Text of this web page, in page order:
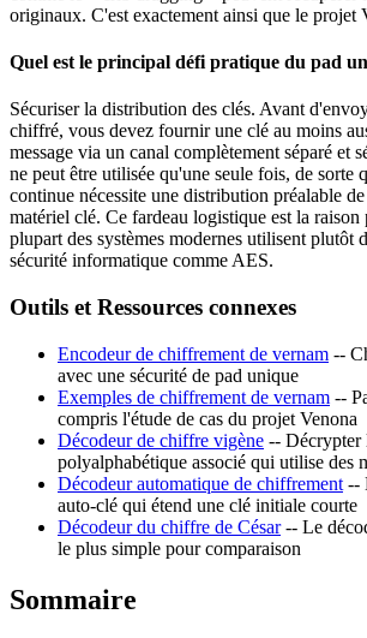
originaux. C'est exactement ainsi que le projet
Quel est le principal défi pratique du pad
Sécuriser la distribution des clés. Avant
chiffré, vous devez fournir une clé au moins
message via un canal complètement séparé et
ne peut être utilisée qu'une seule fois, de sorte
continue nécessite une distribution préalable
matériel clé. Ce fardeau logistique est la raison
plupart des systèmes modernes utilisent plutôt
sécurité informatique comme AES.
Outils et Ressources connexes
Encodeur de chiffrement de vernam --
avec une sécurité de pad unique
Exemples de chiffrement de vernam --
compris l'étude de cas du projet Venona
Décodeur de chiffre vigène -- Décrypter
polyalphabétique associé qui utilise des
Décodeur automatique de chiffrement --
auto-clé qui étend une clé initiale courte
Décodeur du chiffre de César-- Le
le plus simple pour comparaison
Sommaire